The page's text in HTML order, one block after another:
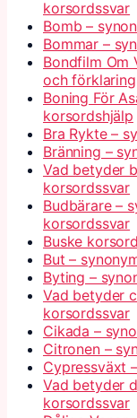
korsordssvar
Bomb –
Bommar –
Bondfilm Om
och förklaring
Boning För
korsordshjälp
Bra Rykte –
Bränning –
Vad betyder
korsordssvar
Budbärare –
korsordssvar
Buske
But –
Byting –
Vad betyder
korsordssvar
Cikada –
Citronen –
Cypressväxt
Vad betyder
korsordssvar